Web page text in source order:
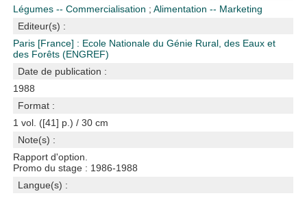
Légumes -- Commercialisation ;Alimentation -- Marketing
Editeur(s) :
Paris [France] : Ecole Nationale du Génie Rural, des Eaux et
des Forêts (ENGREF)
Date de publication :
1988
Format :
1 vol. ([41] p.) / 30 cm
Note(s) :
Rapport d'option.
Promo du stage : 1986-1988
Langue(s) :